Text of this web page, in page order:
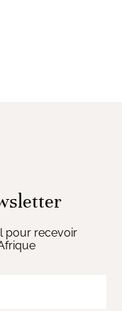
pour recevoir